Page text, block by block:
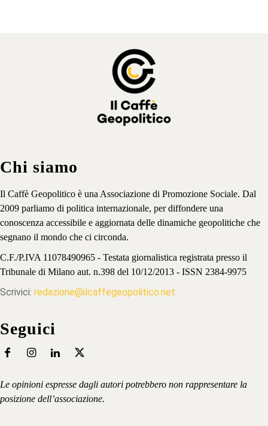
Chi siamo
Il Caffè Geopolitico è una Associazione di Promozione Sociale. Dal
2009 parliamo di politica internazionale, per diffondere una
conoscenza accessibile e aggiornata delle dinamiche geopolitiche che
segnano il mondo che ci circonda.
C.F./P.IVA 11078490965 - Testata giornalistica registrata presso il
Tribunale di Milano aut. n.398 del 10/12/2013 - ISSN 2384-9975
Scrivici: redazione@ilcaffegeopolitico.net
Seguici
Le opinioni espresse dagli autori potrebbero non rappresentare la
posizione dell’associazione.